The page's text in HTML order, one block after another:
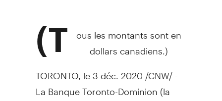
(T ous les montants sont en
dollars canadiens.)
TORONTO, le 3 déc. 2020 /CNW/ -
La Banque Toronto-Dominion (la